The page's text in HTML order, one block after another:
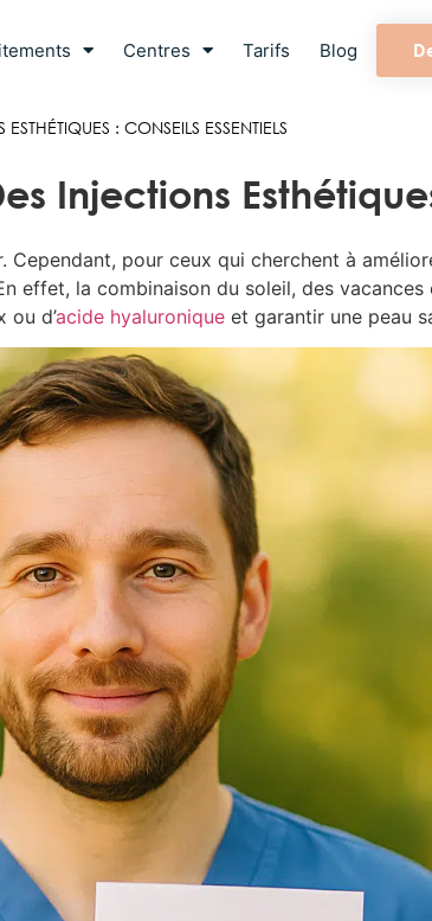
Centres Tarifs Blog
: CONSEILS ESSENTIELS
Injections
pour ceux qui cherchent à
effet, la combinaison du soleil, des
ou d’acide hyaluronique et garantir une peau